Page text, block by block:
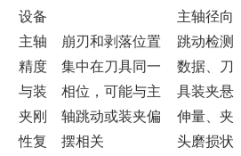
设备
主轴
精度
与装
夹刚
性复
崩刃和剥落位置
集中在刀具同一
相位，可能与主
轴跳动或装夹偏
摆相关
主轴径向
跳动检测
数据、刀
具装夹悬
伸量、夹
头磨损状